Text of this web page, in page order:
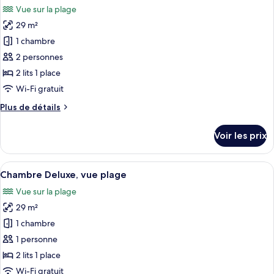
Chambre
Deluxe,
vue
port
(2A)
les
photos
pour
ce
type
de
chambre :
Chambre
plage
(2A)
Vue sur la plage
29 m²
1 chambre
2 personnes
2 lits 1 place
Wi-Fi gratuit
Plus de détails
Plus
le
type
de
Chambre
Deluxe,
vue
plage
(2A)
Voir les prix
Afficher
toutes
les
photos
pour
ce
type
de
Une chambre d’hôtel moderne avec
10
Chambre Deluxe, vue plage
Vue sur la plage
29 m²
1 chambre
1 personne
2 lits 1 place
Wi-Fi gratuit